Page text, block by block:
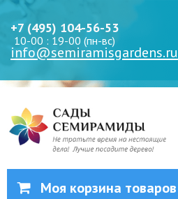
+7 (495) 104-56-53
10-00 : 19-00 (пн-вс)
info@semiramisgardens.ru
Моя корзина товаров